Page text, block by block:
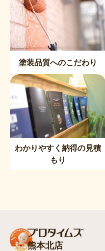
塗装品質へのこだわり
わかりやすく納得の見積
もり
熊本北店